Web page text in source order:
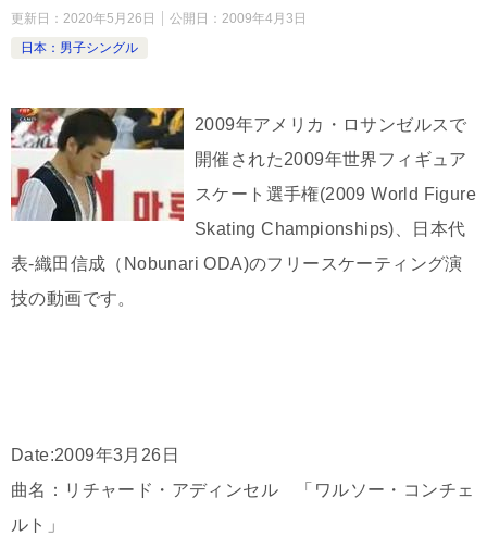
更新日： 2020年5月26日 公開日： 2009年4月3日
日本：男子シングル
2009年アメリカ・ロサンゼルスで
開催された2009年世界フィギュア
スケート選手権(2009 World Figure
Skating Championships)、日本代
表-織田信成（Nobunari ODA)のフリースケーティング演
技の動画です。
Date:2009年3月26日
曲名：リチャード・アディンセル 「ワルソー・コンチェ
ルト」